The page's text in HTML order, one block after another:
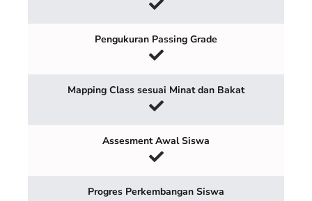
Pengukuran Passing Grade
Mapping Class sesuai Minat dan Bakat
Assesment Awal Siswa
Progres Perkembangan Siswa